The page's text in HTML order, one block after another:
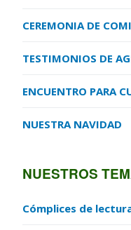
CEREMONIA DE
TESTIMONIOS DE
ENCUENTRO PARA
NUESTRA NAVIDAD
NUESTROS
Cómplices de